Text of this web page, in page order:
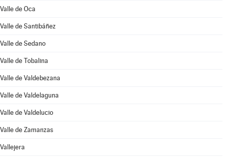
Valle de Oca
Valle de Santibáñez
Valle de Sedano
Valle de Tobalina
Valle de Valdebezana
Valle de Valdelaguna
Valle de Valdelucio
Valle de Zamanzas
Vallejera